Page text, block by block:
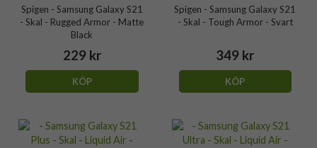
Spigen - Samsung Galaxy S21
- Skal - Rugged Armor - Matte
Black
229 kr
KÖP
Spigen - Samsung Galaxy S21
- Skal - Tough Armor - Svart
349 kr
KÖP